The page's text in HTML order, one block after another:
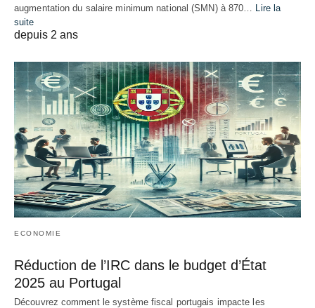
augmentation du salaire minimum national (SMN) à 870…
Lire la
suite
depuis 2 ans
ECONOMIE
Réduction de l’IRC dans le budget d’État
2025 au Portugal
Découvrez comment le système fiscal portugais impacte les